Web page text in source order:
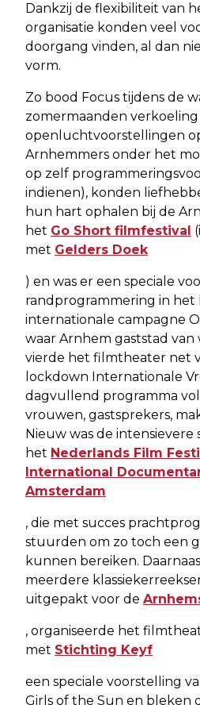
Dankzij de flexibiliteit van
organisatie konden veel
doorgang vinden, al dan
vorm.
Zo bood Focus tijdens de
zomermaanden
openluchtvoorstellingen
Arnhemmers onder het
op zelf
indienen), konden
hun hart ophalen bij de
het Go Short filmfestival
met Gelders Doek
) en was er een speciale
randprogrammering in het
internationale campagne
waar Arnhem gaststad van
vierde het filmtheater net
lockdown Internationale
dagvullend programma
vrouwen, gastsprekers,
Nieuw was de
het Nederlands Film
International
Amsterdam
, die met succes
stuurden om zo toch een
kunnen bereiken.
meerdere
uitgepakt voor de
, organiseerde het
met Stichting Keyf
een speciale voorstelling
Girls of the Sun en bleken